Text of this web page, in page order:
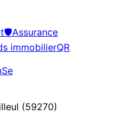
🛡️Assurance
immobilierQR
Se
(59270)